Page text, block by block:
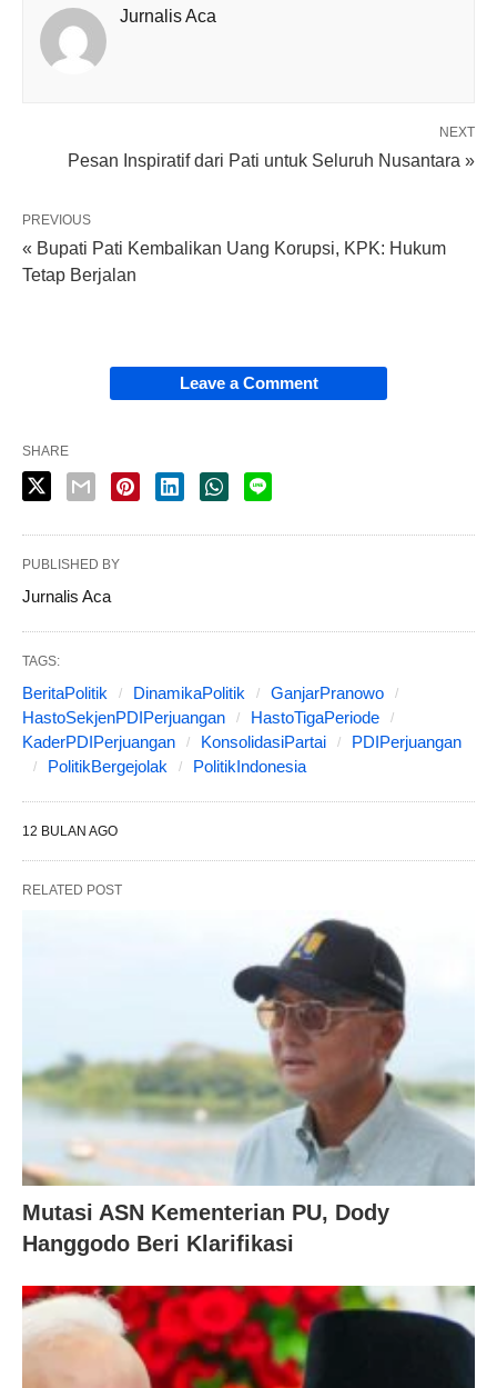
Jurnalis Aca
NEXT
Pesan Inspiratif dari Pati untuk Seluruh Nusantara »
PREVIOUS
« Bupati Pati Kembalikan Uang Korupsi, KPK: Hukum
Tetap Berjalan
Leave a Comment
SHARE
PUBLISHED BY
Jurnalis Aca
TAGS:
BeritaPolitik DinamikaPolitik
GanjarPranowo
HastoSekjenPDIPerjuangan
HastoTigaPeriode
KaderPDIPerjuangan
KonsolidasiPartai
PDIPerjuangan
PolitikBergejolak
PolitikIndonesia
12 BULAN AGO
RELATED POST
Mutasi ASN Kementerian PU, Dody
Hanggodo Beri Klarifikasi